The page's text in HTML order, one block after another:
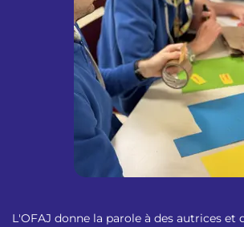
L'OFAJ donne la parole à des autrices et